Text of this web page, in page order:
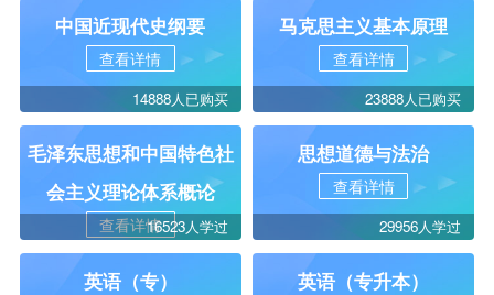
中国近现代史纲要
查看详情
14888人已购买
马克思主义基本原理
查看详情
23888人已购买
毛泽东思想和中国特色社
会主义理论体系概论
查看详情16523人学过
思想道德与法治
查看详情
29956人学过
英语（专） 英语（专升本）